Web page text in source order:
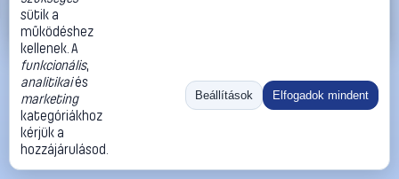
Kosárba
«
Méret:
Rendezés:
©2026
ThermoScope
Cégbemutató
sütik a
működéshez
kellenek. A
funkcionális,
analitikaiés
marketing
kategóriákhoz
kérjük a
hozzájárulásod.
Beállítások Elfogadok mindent